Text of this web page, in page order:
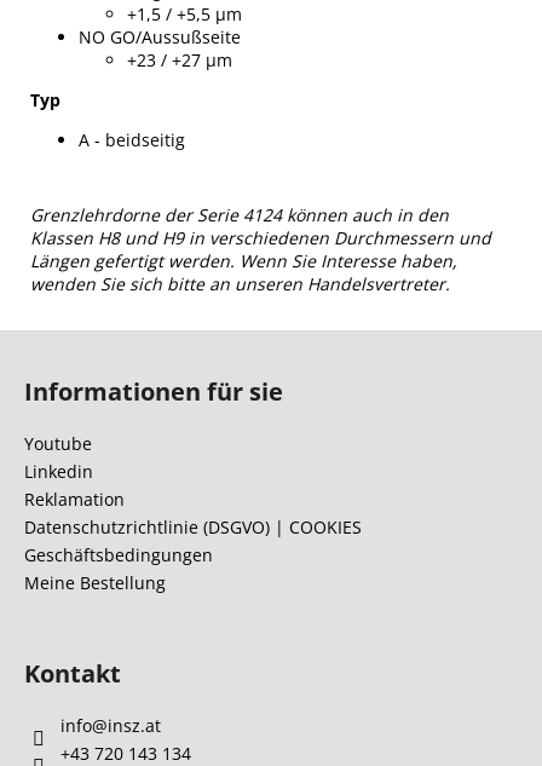
+1,5 / +5,5 µm
NO GO/Aussußseite
+23 / +27 µm
Typ
A - beidseitig
Grenzlehrdorne der Serie 4124 können auch in den
Klassen H8 und H9 in verschiedenen Durchmessern und
Längen gefertigt werden. Wenn Sie Interesse haben,
wenden Sie sich bitte an unseren Handelsvertreter.
Informationen für sie
Youtube
Linkedin
Reklamation
Datenschutzrichtlinie (DSGVO) | COOKIES
Geschäftsbedingungen
Meine Bestellung
Kontakt
info@insz.at
+43 720 143 134